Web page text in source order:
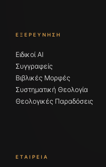
ΕΞΕΡΕΎΝΗΣΗ
Ειδικοί AI
Συγγραφείς
Βιβλικές Μορφές
Συστηματική Θεολογία
Θεολογικές Παραδόσεις
ΕΤΑΙΡΕΊΑ